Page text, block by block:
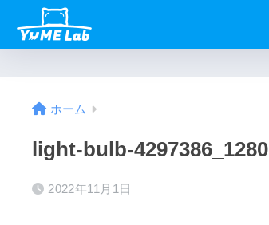
ホーム
light-bulb-4297386_1280
2022年11月1日